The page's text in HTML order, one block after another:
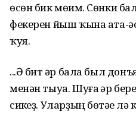
өсөн бик мөһим. Сөнки
фекерен йыш ҡына ата-
ҡуя.
...Ә бит һәр бала был
менән тыуа. Шуға һәр
сикһеҙ. Уларҙың бөтәһе